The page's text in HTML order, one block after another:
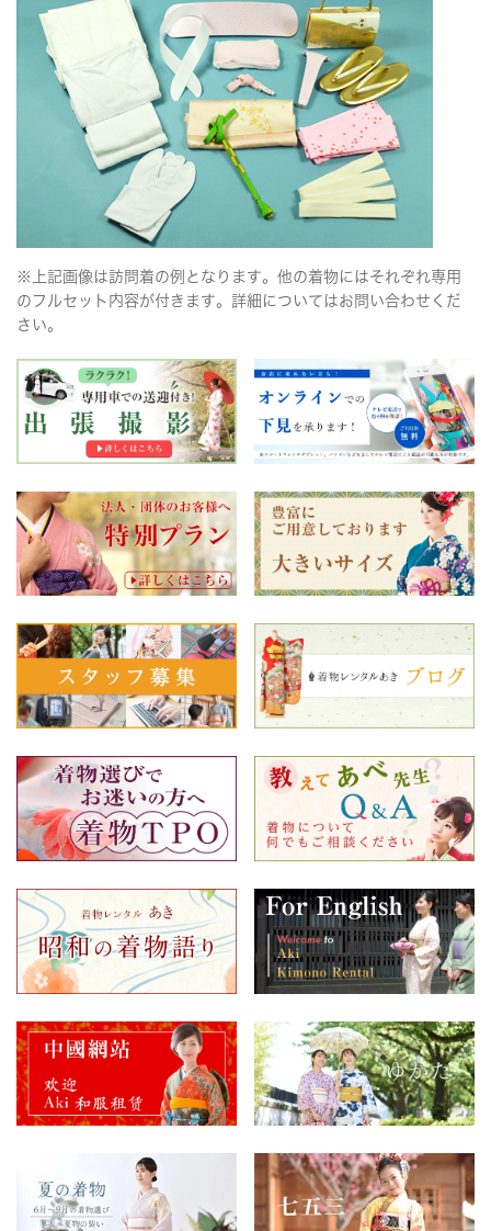
※上記画像は訪問着の例となります。他の着物にはそれぞれ専用
のフルセット内容が付きます。詳細についてはお問い合わせくだ
さい。